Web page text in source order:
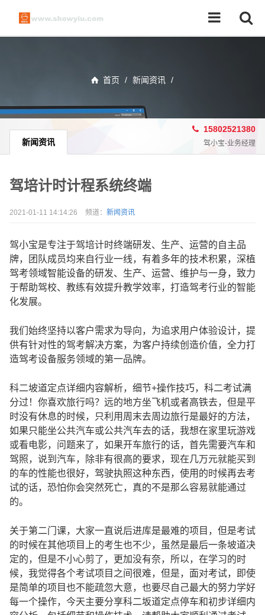
首页 / 新闻资讯 /
新闻资讯
15802521380
驾小宝-业务经理
驾培计时计程系统终端
2021-01-11 14:14:26 频道： 新闻资讯
驾小宝是专注于驾培计时终端研发、生产、运营的自主品
牌，团队成员均来自行业一线，有着多年的技术积累，深植
驾考领域智能设备的研发、生产、运营、维护与一身，致力
于帮助驾校、教练有效提升教学效率，打造驾考行业的智能
化发展。
我们始终坚持以客户需求为导向，为追求用户体验设计，提
供有针对性的驾考解决方案，为客户持续创造价值，全力打
造驾考设备服务领域的第一品牌。
科二坡道定点详细内容解析，细节+操作技巧，科二考试满
分过！你喜欢旅行吗？远的地方坐飞机或者高铁去，但是平
时没有休息的时候，只利用周末去周边旅行是最好的方法，
如果只能坐公共汽车或公共汽车去的话，我想在家里玩游戏
或看电影，问题来了，如果开车旅行的话，首先需要汽车和
驾照，说到汽车，除非有很高的要求，现在几万元就能买到
的车的性能也很好，驾驶执照这种东西，使用的时候再去考
试的话，恐怕你会突然死亡，真的不是那么容易就能通过
的。
关于第二门课，大家一直说后进库是最难的项目，但是考试
的时候在其他项目上的考生也不少，虽然是最后一条坡道决
定的，但是不小心剪了，更加没有奈，所以，在学习的时
候，我觉得各个考试项目之间很难，但是，面对考试，即使
是简单的项目也不能疏忽大意，也要尽自己最大的努力学好
每一个操作，今天主要分享科二坂道定点停车和初步详细内